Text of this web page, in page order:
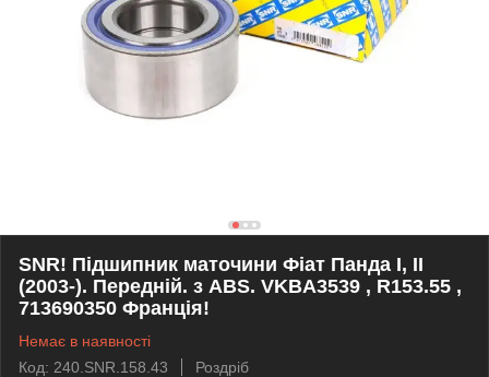
SNR! Підшипник маточини Фіат Панда I, II
(2003-). Передній. з ABS. VKBA3539 , R153.55 ,
713690350 Франція!
Немає в наявності
Код: 240.SNR.158.43
Роздріб